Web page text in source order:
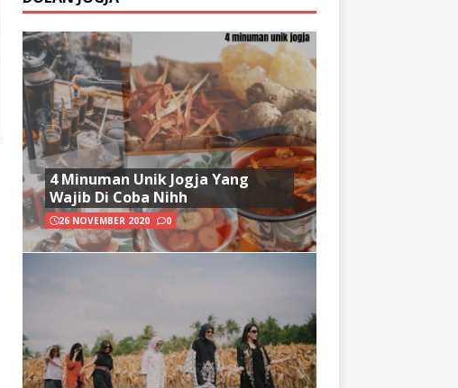
4 Minuman Unik Jogja Yang
Wajib Di Coba Nihh
26 NOVEMBER 2020 0